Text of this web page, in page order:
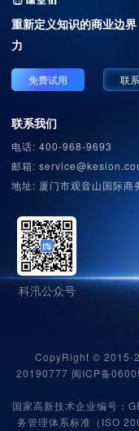
重新定义知识的商业边界
力
免费试用 联
联系我们
电话: 400-968-9693
邮箱:
地址: 厦门市观音山国际
科汛公众号
CopyRight © 2015-
20190777 闽ICP备
国家高新技术企业编号：
务管理体系标准（ISO